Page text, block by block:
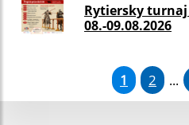
Rytiersky
08.-09.08.2026
1 2 ...